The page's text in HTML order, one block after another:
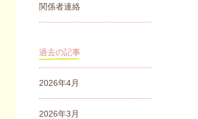
関係者連絡
過去の記事
2026年4月
2026年3月